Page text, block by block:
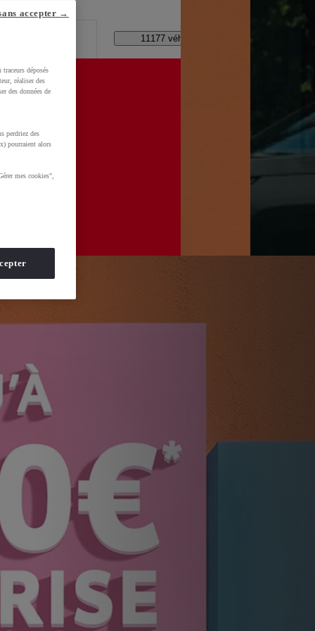
?
11177 véhicules disponibles
vQDFTF17snsOFbnTZOHLLQlQtXfmd-
déposés
réaliser des
des données de
perdriez des
pourraient alors
mes cookies",
accepter →